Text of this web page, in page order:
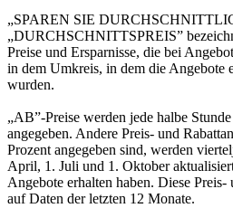
„SPAREN SIE
„DURCHSCHNITTSPREIS”
Preise und Ersparnisse, die bei
in dem Umkreis, in dem die Angebote
wurden.
„AB”-Preise werden jede halbe
angegeben. Andere Preis- und
Prozent angegeben sind, werden
April, 1. Juli und 1. Oktober
Angebote erhalten haben. Diese Preis-
auf Daten der letzten 12 Monate.